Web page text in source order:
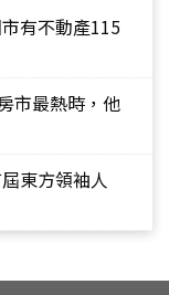
有不動產115
市最熱時，他
東方領袖人